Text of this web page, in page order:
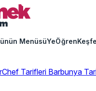
MenüsüYeÖğren
Tarifleri Barbunya